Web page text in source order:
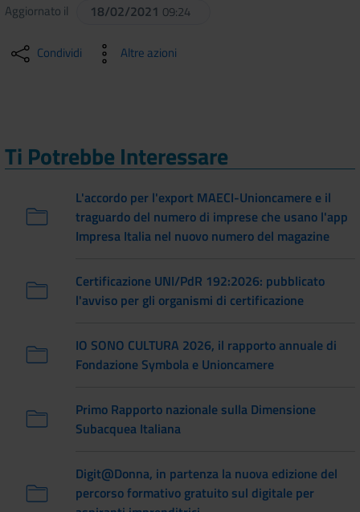
Aggiornato il 18/02/2021 09:24
Condividi Altre azioni
Ti Potrebbe Interessare
L'accordo per l'export MAECI-Unioncamere e il
traguardo del numero di imprese che usano l'app
Impresa Italia nel nuovo numero del magazine
Certificazione UNI/PdR 192:2026: pubblicato
l'avviso per gli organismi di certificazione
IO SONO CULTURA 2026, il rapporto annuale di
Fondazione Symbola e Unioncamere
Primo Rapporto nazionale sulla Dimensione
Subacquea Italiana
Digit@Donna, in partenza la nuova edizione del
percorso formativo gratuito sul digitale per